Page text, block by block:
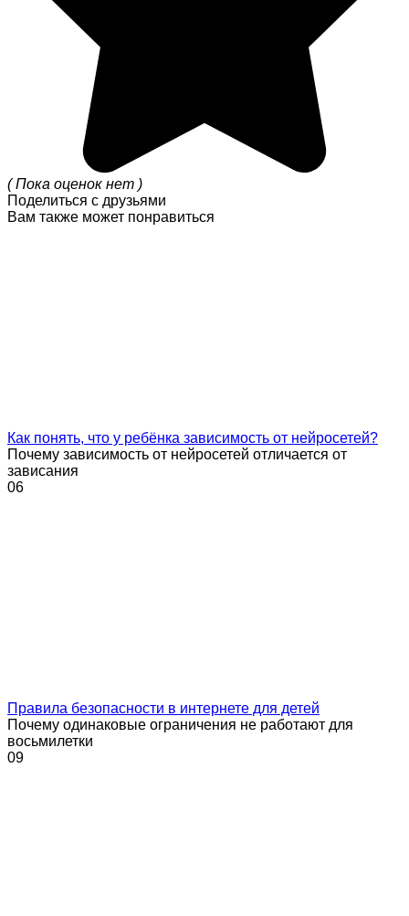
( Пока оценок нет )
Поделиться с друзьями
Вам также может понравиться
Как понять, что у ребёнка зависимость от нейросетей?
Почему зависимость от нейросетей отличается от
зависания
06
Правила безопасности в интернете для детей
Почему одинаковые ограничения не работают для
восьмилетки
09